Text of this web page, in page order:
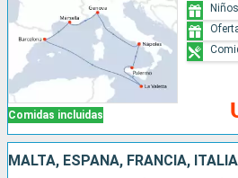
Comidas incluidas
MALTA, ESPAÑA, FRANCIA, ITALIA